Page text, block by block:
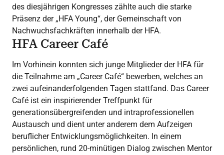
des diesjährigen Kongresses zählte auch die starke
Präsenz der „HFA Young“, der Gemeinschaft von
Nachwuchsfachkräften innerhalb der HFA.
HFA Career Café
Im Vorhinein konnten sich junge Mitglieder der HFA für
die Teilnahme am „Career Café“ bewerben, welches an
zwei aufeinanderfolgenden Tagen stattfand. Das Career
Café ist ein inspirierender Treffpunkt für
generationsübergreifenden und intraprofessionellen
Austausch und dient unter anderem dem Aufzeigen
beruflicher Entwicklungsmöglichkeiten. In einem
persönlichen, rund 20-minütigen Dialog zwischen Mentor